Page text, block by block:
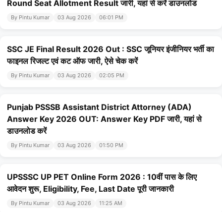
Round Seat Allotment Result जारी, यहां से करें डाउनलोड
By Pintu Kumar 03 Aug 2026 06:01 PM
SSC JE Final Result 2026 Out : SSC जूनियर इंजीनियर भर्ती का
फाइनल रिजल्ट एवं कट ऑफ जारी, ऐसे चेक करें
By Pintu Kumar 03 Aug 2026 02:05 PM
Punjab PSSSB Assistant District Attorney (ADA)
Answer Key 2026 OUT: Answer Key PDF जारी, यहां से
डाउनलोड करें
By Pintu Kumar 03 Aug 2026 01:50 PM
UPSSSC UP PET Online Form 2026 : 10वीं पास के लिए
आवेदन शुरू, Eligibility, Fee, Last Date पूरी जानकारी
By Pintu Kumar 03 Aug 2026 11:25 AM